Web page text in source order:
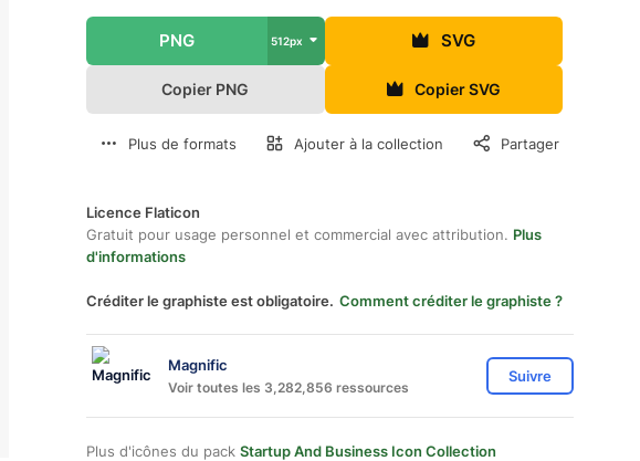
PNG 512px SVG
Copier PNG Copier SVG
Plus de formats Ajouter à la collection Partager
Licence Flaticon
Gratuit pour usage personnel et commercial avec attribution. Plus
d'informations
Créditer le graphiste est obligatoire. Comment créditer le graphiste ?
Magnific
Voir toutes les 3,282,856 ressources
Suivre
Plus d'icônes du pack Startup And Business Icon Collection